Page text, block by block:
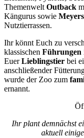
Themenwelt Outback
Kängurus sowie Meyers
Nutztierrassen.
Ihr könnt Euch zu
klassischen Führungen
EuerLieblingstier bei
anschließender
wurde der Zoo zum
ernannt.
Ihr plant demnächst
aktuell einige